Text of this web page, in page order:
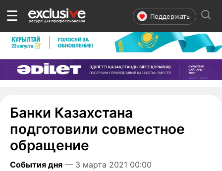
☰ Поддержать
Банки Казахстана
подготовили совместное
обращение
События дня — 3 марта 2021 00:00